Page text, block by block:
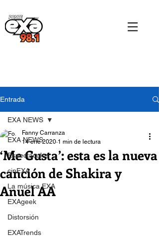
Entrada
EXA NEWS
Espectáculos
cinEXA
La música EXA
EXAgeek
Distorsión
EXATrends
EXA NEWS
‘Me Gusta’: esta es la nueva
canción de Shakira y
Anuel AA
Fanny Carranza
14 ene 2020 1 min de lectura